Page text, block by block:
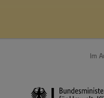
Im